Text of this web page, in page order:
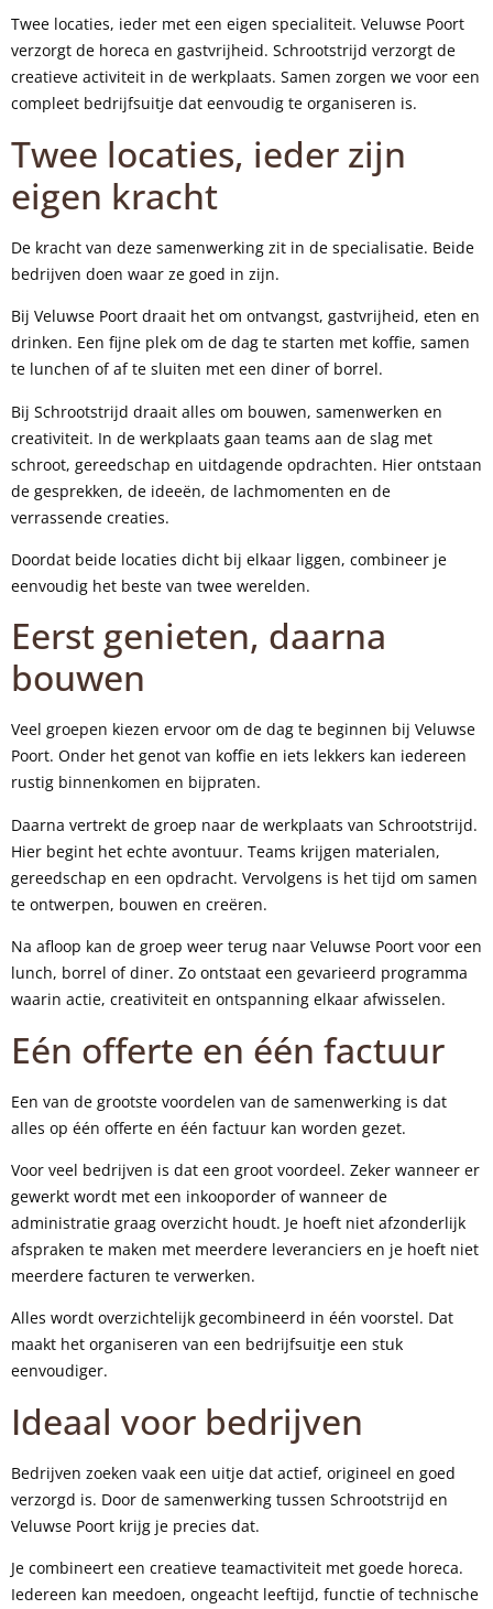
Twee locaties, ieder met een eigen specialiteit. Veluwse Poort
verzorgt de horeca en gastvrijheid. Schrootstrijd verzorgt de
creatieve activiteit in de werkplaats. Samen zorgen we voor een
compleet bedrijfsuitje dat eenvoudig te organiseren is.
Twee locaties, ieder zijn
eigen kracht
De kracht van deze samenwerking zit in de specialisatie. Beide
bedrijven doen waar ze goed in zijn.
Bij Veluwse Poort draait het om ontvangst, gastvrijheid, eten en
drinken. Een fijne plek om de dag te starten met koffie, samen
te lunchen of af te sluiten met een diner of borrel.
Bij Schrootstrijd draait alles om bouwen, samenwerken en
creativiteit. In de werkplaats gaan teams aan de slag met
schroot, gereedschap en uitdagende opdrachten. Hier ontstaan
de gesprekken, de ideeën, de lachmomenten en de
verrassende creaties.
Doordat beide locaties dicht bij elkaar liggen, combineer je
eenvoudig het beste van twee werelden.
Eerst genieten, daarna
bouwen
Veel groepen kiezen ervoor om de dag te beginnen bij Veluwse
Poort. Onder het genot van koffie en iets lekkers kan iedereen
rustig binnenkomen en bijpraten.
Daarna vertrekt de groep naar de werkplaats van Schrootstrijd.
Hier begint het echte avontuur. Teams krijgen materialen,
gereedschap en een opdracht. Vervolgens is het tijd om samen
te ontwerpen, bouwen en creëren.
Na afloop kan de groep weer terug naar Veluwse Poort voor een
lunch, borrel of diner. Zo ontstaat een gevarieerd programma
waarin actie, creativiteit en ontspanning elkaar afwisselen.
Eén offerte en één factuur
Een van de grootste voordelen van de samenwerking is dat
alles op één offerte en één factuur kan worden gezet.
Voor veel bedrijven is dat een groot voordeel. Zeker wanneer er
gewerkt wordt met een inkooporder of wanneer de
administratie graag overzicht houdt. Je hoeft niet afzonderlijk
afspraken te maken met meerdere leveranciers en je hoeft niet
meerdere facturen te verwerken.
Alles wordt overzichtelijk gecombineerd in één voorstel. Dat
maakt het organiseren van een bedrijfsuitje een stuk
eenvoudiger.
Ideaal voor bedrijven
Bedrijven zoeken vaak een uitje dat actief, origineel en goed
verzorgd is. Door de samenwerking tussen Schrootstrijd en
Veluwse Poort krijg je precies dat.
Je combineert een creatieve teamactiviteit met goede horeca.
Iedereen kan meedoen, ongeacht leeftijd, functie of technische